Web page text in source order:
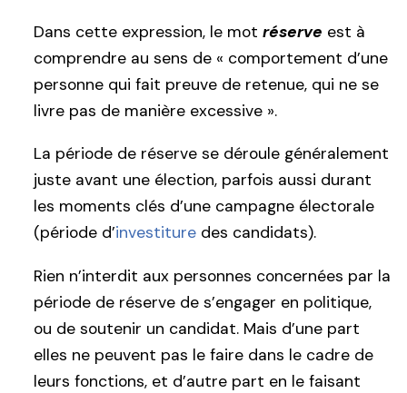
Dans cette expression, le mot réserve est à
comprendre au sens de « comportement d’une
personne qui fait preuve de retenue, qui ne se
livre pas de manière excessive ».
La période de réserve se déroule généralement
juste avant une élection, parfois aussi durant
les moments clés d’une campagne électorale
(période d’investiture des candidats).
Rien n’interdit aux personnes concernées par la
période de réserve de s’engager en politique,
ou de soutenir un candidat. Mais d’une part
elles ne peuvent pas le faire dans le cadre de
leurs fonctions, et d’autre part en le faisant